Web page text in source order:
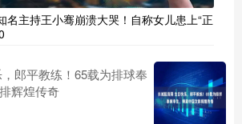
名主持王小骞崩溃大哭！自称女儿患上“正
郎平教练！65载为排球奉
辉煌传奇